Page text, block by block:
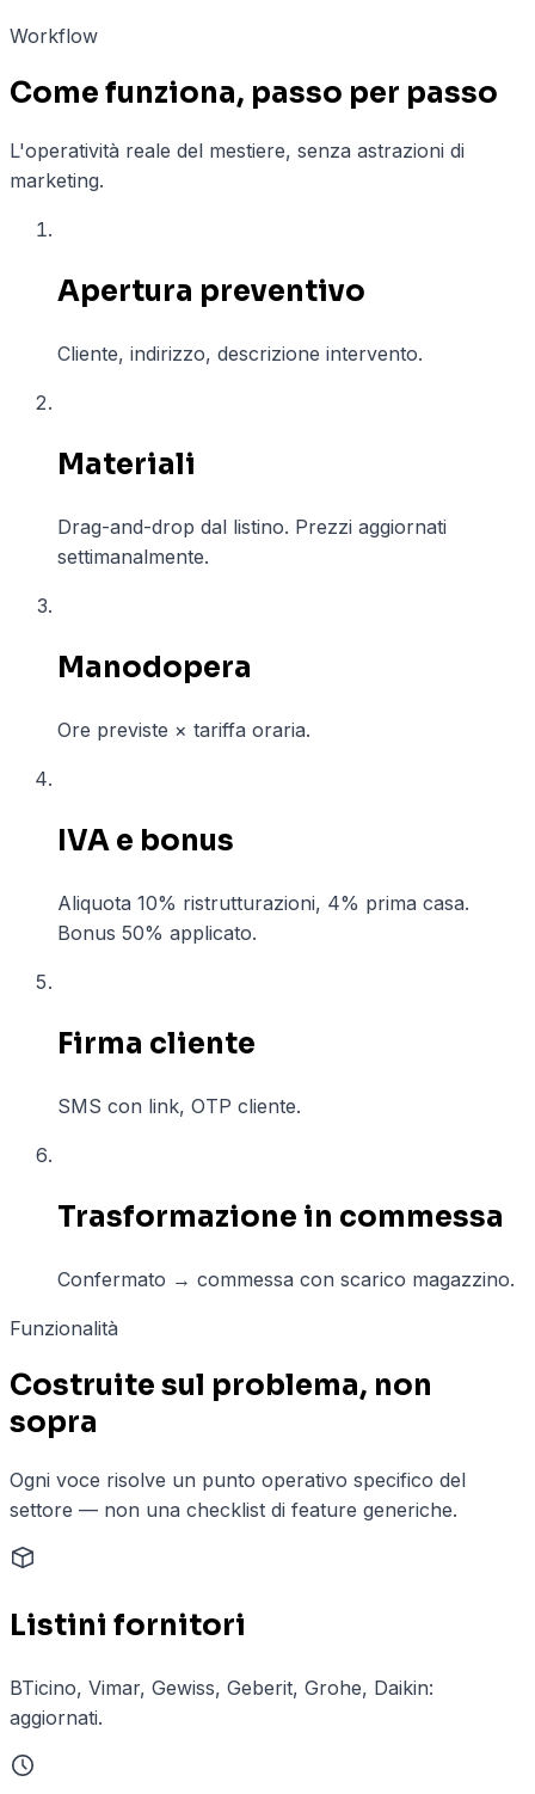
Workflow
Come funziona, passo per passo
L'operatività reale del mestiere, senza astrazioni di
marketing.
Apertura preventivo
Cliente, indirizzo, descrizione intervento.
Materiali
Drag-and-drop dal listino. Prezzi aggiornati
settimanalmente.
Manodopera
Ore previste × tariffa oraria.
IVA e bonus
Aliquota 10% ristrutturazioni, 4% prima casa.
Bonus 50% applicato.
Firma cliente
SMS con link, OTP cliente.
Trasformazione in commessa
Confermato → commessa con scarico magazzino.
Funzionalità
Costruite sul problema, non
sopra
Ogni voce risolve un punto operativo specifico del
settore — non una checklist di feature generiche.
Listini fornitori
BTicino, Vimar, Gewiss, Geberit, Grohe, Daikin:
aggiornati.